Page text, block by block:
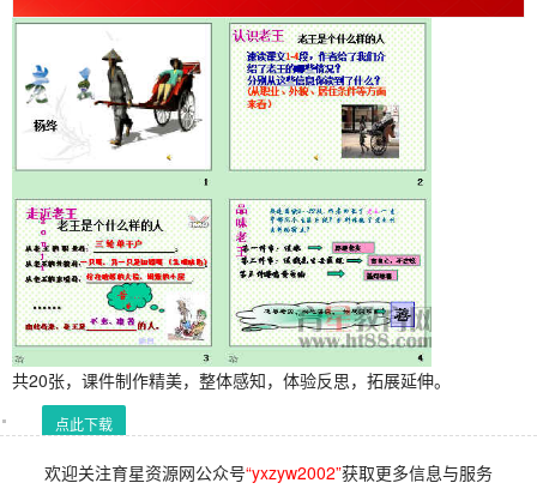
共20张，课件制作精美，整体感知，体验反思，拓展延伸。
点此下载
欢迎关注育星资源网公众号“yxzyw2002”获取更多信息与服务